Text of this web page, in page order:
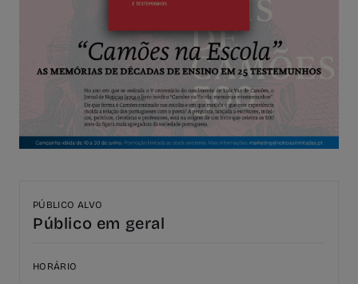
PÚBLICO ALVO
Público em geral
HORÁRIO